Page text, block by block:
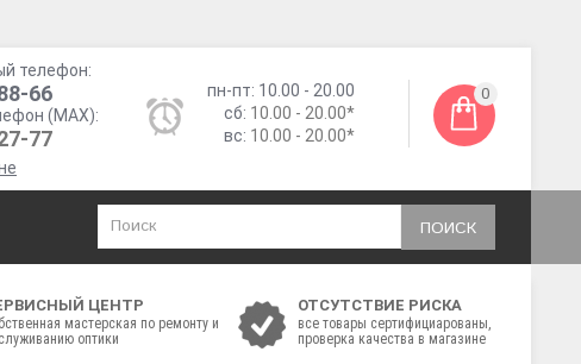
телефон:
66
(MAX):
77
пн-пт: 10.00 - 20.00
сб: 10.00 - 20.00*
вс: 10.00 - 20.00*
0
ПОИСК
ЦЕНТР
мастерская по ремонту и
оптики
ОТСУТСТВИЕ РИСКА
все товары сертифициарованы,
проверка качества в магазине